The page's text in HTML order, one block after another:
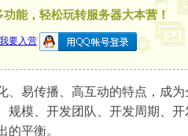
能，轻松玩转服务器大本营！
我要入营
、易传播、高互动的特点，成
规模、开发团队、开发周期、
平衡。